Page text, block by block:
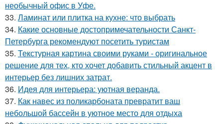
необычный офис в Уфе.
33. Ламинат или плитка на кухне: что выбрать
34. Какие основные достопримечательности Санкт-
Петербурга рекомендуют посетить туристам
35. Текстурная картина своими руками - оригинальное
решение для тех, кто хочет добавить стильный акцент в
интерьер без лишних затрат.
36. Идея для интерьера: уютная веранда.
37. Как навес из поликарбоната превратит ваш
небольшой бассейн в уютное место для отдыха